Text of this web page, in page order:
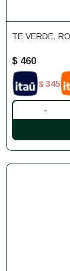
TE VERDE,
$ 460
$ 345
-